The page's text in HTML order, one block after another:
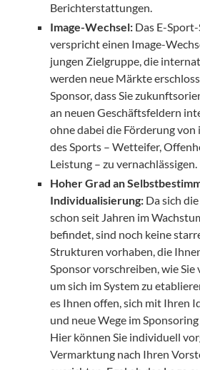
Berichterstattungen.
Image-Wechsel: Das E-
verspricht einen Image-
jungen Zielgruppe, die
werden neue Märkte
Sponsor, dass Sie
an neuen Geschäftsfeldern
ohne dabei die Förderung
des Sports – Wetteifer,
Leistung – zu vernachlässigen.
Hoher Grad an
Individualisierung: Da sich
schon seit Jahren im
befindet, sind noch keine
Strukturen vorhaben, die
Sponsor vorschreiben, wie Sie
um sich im System zu
es Ihnen offen, sich mit Ihren
und neue Wege im
Hier können Sie individuell
Vermarktung nach Ihren